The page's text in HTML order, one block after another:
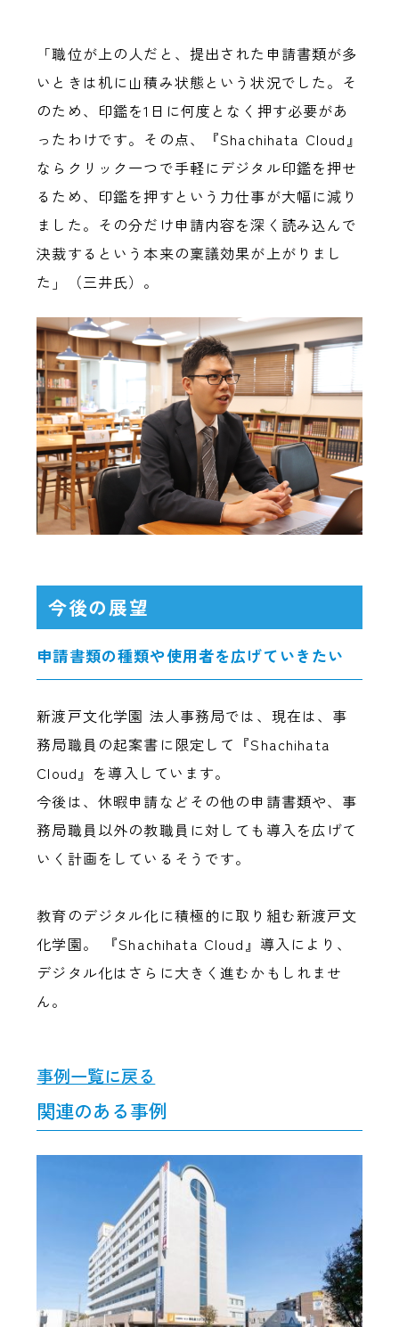
「職位が上の人だと、提出された申請書類が多
いときは机に山積み状態という状況でした。そ
のため、印鑑を1日に何度となく押す必要があ
ったわけです。その点、『Shachihata Cloud』
ならクリック一つで手軽にデジタル印鑑を押せ
るため、印鑑を押すという力仕事が大幅に減り
ました。その分だけ申請内容を深く読み込んで
決裁するという本来の稟議効果が上がりまし
た」（三井氏）。
今後の展望
申請書類の種類や使用者を広げていきたい
新渡戸文化学園 法人事務局では、現在は、事
務局職員の起案書に限定して『Shachihata
Cloud』を導入しています。
今後は、休暇申請などその他の申請書類や、事
務局職員以外の教職員に対しても導入を広げて
いく計画をしているそうです。
教育のデジタル化に積極的に取り組む新渡戸文
化学園。 『Shachihata Cloud』導入により、
デジタル化はさらに大きく進むかもしれませ
ん。
事例一覧に戻る
関連のある事例